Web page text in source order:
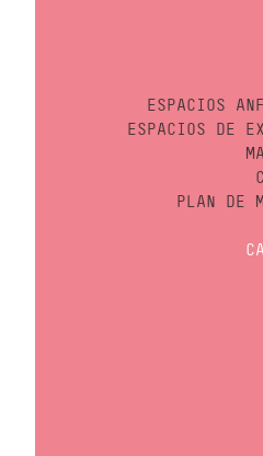
ESPACIOS
ESPACIOS DE
PLAN DE